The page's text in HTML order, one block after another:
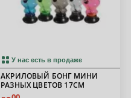
У нас есть в продаже
АКРИЛОВЫЙ БОНГ МИНИ
РАЗНЫХ ЦВЕТОВ 17СМ